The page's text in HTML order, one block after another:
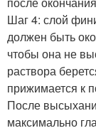
Шаг 4: слой
должен быть
чтобы она не
раствора
прижимается к
После
максимально